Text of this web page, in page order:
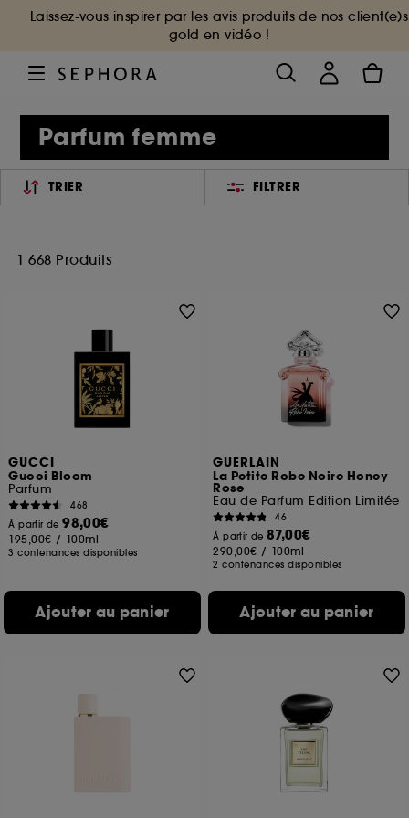
Laissez-vous inspirer par les avis produits de nos client(e)s
gold en vidéo !
Parfum femme
TRIER FILTRER
1 668 Produits
GUCCI
Gucci Bloom
Parfum
468
À partir de98,00€
195,00€ / 100ml
3 contenances disponibles
Ajouter au panier
GUERLAIN
La Petite Robe Noire Honey
Rose
Eau de Parfum Edition Limitée
46
À partir de87,00€
290,00€ / 100ml
2 contenances disponibles
Ajouter au panier